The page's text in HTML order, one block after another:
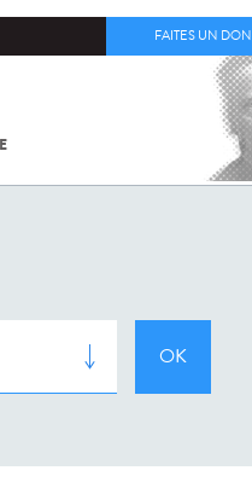
FAITES UN DON
COV-2 /